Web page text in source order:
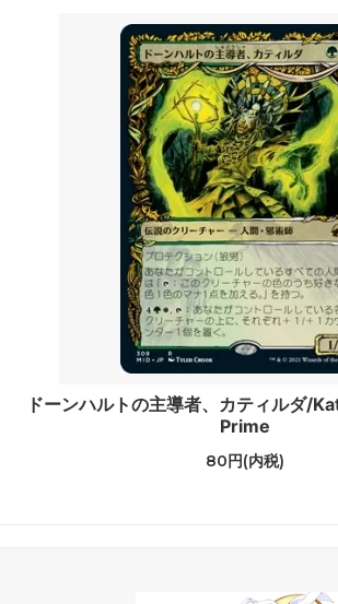
ドーンハルトの主導者、カティルダ/
Prime
80円(内税)